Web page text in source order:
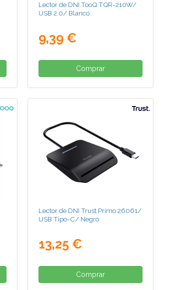
Lector de DNI TooQ TQR-210W/
USB 2.0/ Blanco
9,39 €
Comprar
Lector de DNI Trust Primo 26061/
USB Tipo-C/ Negro
13,25 €
Comprar